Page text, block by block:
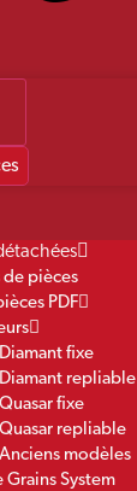
de pièces
PDF
Diamant fixe
Diamant repliable
Quasar fixe
Quasar repliable
Anciens modèles
Grains System